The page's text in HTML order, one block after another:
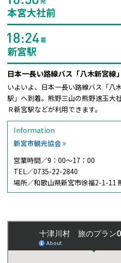
本宮大社前
新宮駅
日本一長い路線バス「八木新宮線
いよいよ、日本一長い路線バス「八
駅」へ到着。熊野三山の熊野速玉大
Ｒ新宮駅などが利用できます。
Information
新宮市観光協会
営業時間／9：00～17：00
TEL／0735-22-2840
場所／和歌山県新宮市徐福2-1-11